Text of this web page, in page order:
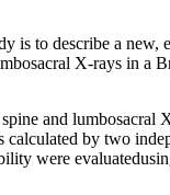
is to describe a new,
X-rays in a
and lumbosacral
by two
were